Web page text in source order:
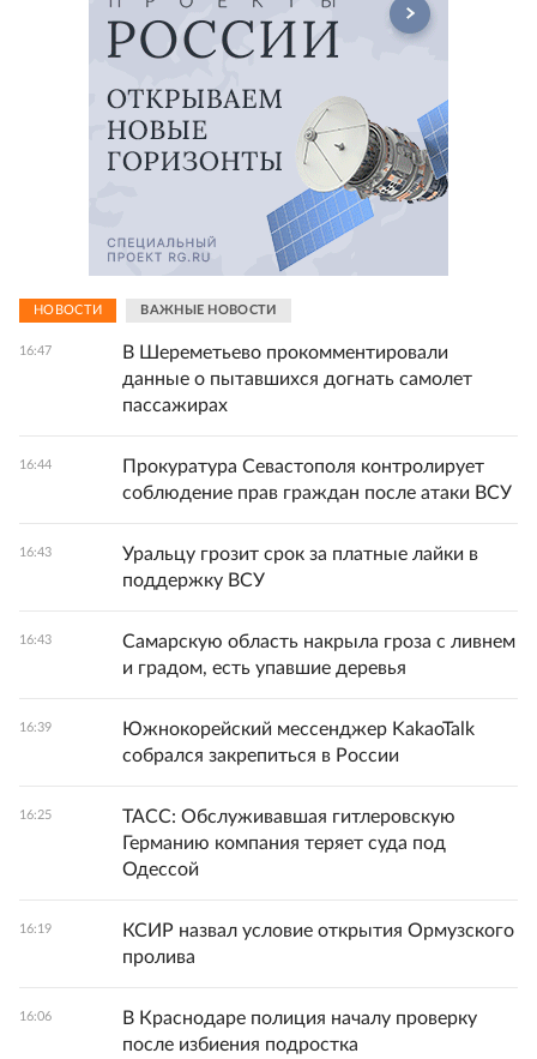
НОВОСТИ ВАЖНЫЕ НОВОСТИ
16:47
В Шереметьево прокомментировали
данные о пытавшихся догнать самолет
пассажирах
16:44
Прокуратура Севастополя контролирует
соблюдение прав граждан после атаки ВСУ
16:43
Уральцу грозит срок за платные лайки в
поддержку ВСУ
16:43
Самарскую область накрыла гроза с ливнем
и градом, есть упавшие деревья
16:39
Южнокорейский мессенджер KakaoTalk
собрался закрепиться в России
16:25
ТАСС: Обслуживавшая гитлеровскую
Германию компания теряет суда под
Одессой
16:19
КСИР назвал условие открытия Ормузского
пролива
16:06
В Краснодаре полиция началу проверку
после избиения подростка